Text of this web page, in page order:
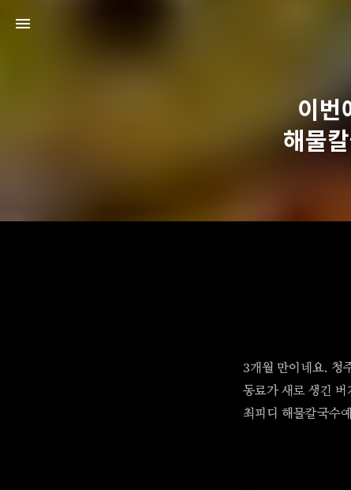
이번
해물
3개월 만이네요. 청
동료가 새로 생긴
최피디 해물칼국수